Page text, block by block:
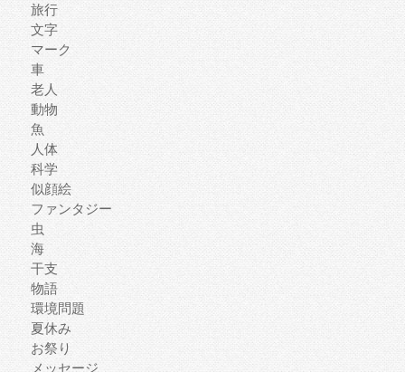
旅行
文字
マーク
車
老人
動物
魚
人体
科学
似顔絵
ファンタジー
虫
海
干支
物語
環境問題
夏休み
お祭り
メッセージ